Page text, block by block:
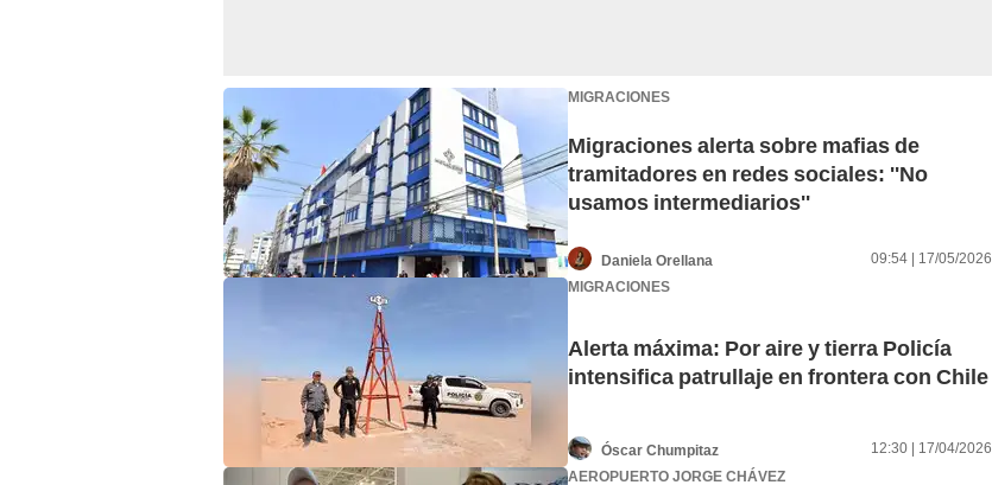
MIGRACIONES
Migraciones alerta sobre mafias de
tramitadores en redes sociales: ''No
usamos intermediarios''
Daniela Orellana
09:54 | 17/05/2026
MIGRACIONES
Alerta máxima: Por aire y tierra Policía
intensifica patrullaje en frontera con Chile
Óscar Chumpitaz
12:30 | 17/04/2026
AEROPUERTO JORGE CHÁVEZ